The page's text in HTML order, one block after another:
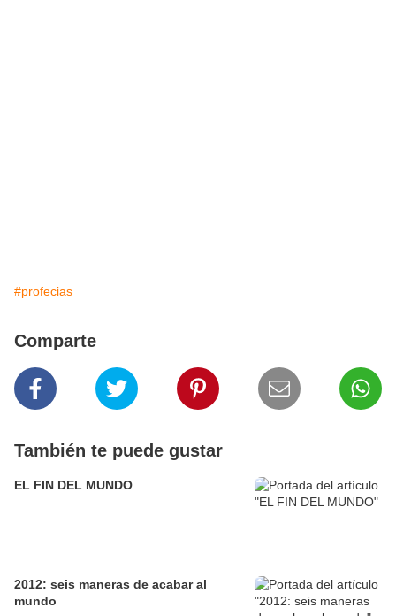
#profecias
Comparte
También te puede gustar
EL FIN DEL MUNDO
2012: seis maneras de acabar al
mundo